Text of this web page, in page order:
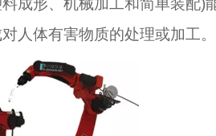
成形、机械加工和简单装配)
人体有害物质的处理或加工。